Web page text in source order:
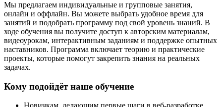
Мы предлагаем индивидуальные и групповые занятия,
онлайн и оффлайн. Вы можете выбрать удобное время для
занятий и подобрать программу под свой уровень знаний. В
ходе обучения вы получите доступ к авторским материалам,
видеоурокам, интерактивным заданиям и поддержке опытных
наставников. Программа включает теорию и практические
проекты, которые помогут закрепить знания на реальных
задачах.
Кому подойдёт наше обучение